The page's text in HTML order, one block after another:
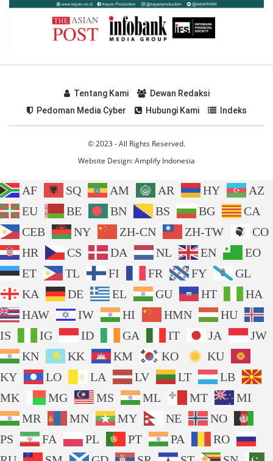
Tentang Kami
Dewan Redaksi
Pedoman Media Cyber
Hubungi Kami Indeks
© 2023 - All Rights Reserved.
Website Design:Amplify Indonesia
AF SQ AM AR HY
AZ
EU
BE BN BS BG
CA
CEB
NY ZH-CN ZH-TW
CO
HR
CS DA NL EN
EO
ET
TL FI FR FY
GL
KA
DE EL GU HT
HA
HAW
IW HI HMN
HU
IS
IG ID GA IT JA
JW
KN
KK KM KO
KU
KY
LO LA LV LT
LB
MK
MG MS ML MT
MI
MR
MN MY NE
NO
PS
FA PL PT PA
RO